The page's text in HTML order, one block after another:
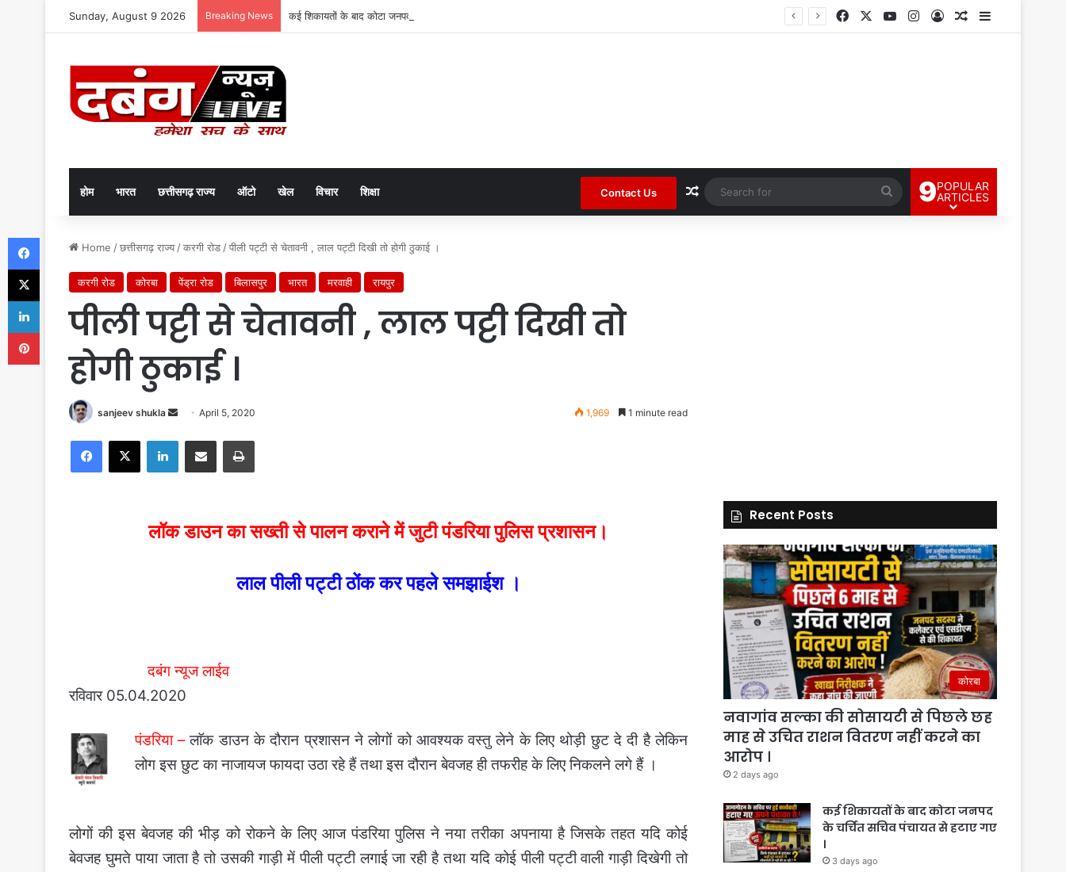
Sunday, August 9 2026 Breaking News कई शिकायतों के बाद कोटा जनपद के चर्चित सचिव पंचायत से हटाए गए । FacebookYouTubeInstagram
Log InRandom Article
Sidebar
होम भारत छत्तीसगढ़ राज्य ऑटो खेल विचार शिक्षा Contact Us Random Article
Search
for
9POPULAR
ARTICLES
Home /छत्तीसगढ़ राज्य /करगी रोड /पीली पट्टी से चेतावनी , लाल पट्टी दिखी तो होगी ठुकाई ।
करगी रोड कोरबा पेंड्रा रोड बिलासपुर भारत मरवाही रायपुर
पीली पट्टी से चेतावनी , लाल पट्टी दिखी तो
होगी ठुकाई ।
sanjeev shukla
Send
email
April 5, 2020 1,969 1 minute read
Facebook
X LinkedInShare via Email Print
लॉक डाउन का सख्ती से पालन कराने में जुटी पंडरिया पुलिस प्रशासन।
लाल पीली पट्टी ठोंक कर पहले समझाईश ।
दबंग न्यूज लाईव
रविवार 05.04.2020
पंडरिया –लाॅक डाउन के दौरान प्रशासन ने लोगों को आवश्यक वस्तु लेने के लिए थोड़ी छुट दे दी है लेकिन
लोग इस छुट का नाजायज फायदा उठा रहे हैं तथा इस दौरान बेवजह ही तफरीह के लिए निकलने लगे हैं ।
लोगों की इस बेवजह की भीड़ को रोकने के लिए आज पंडरिया पुलिस ने नया तरीका अपनाया है जिसके तहत यदि कोई
बेवजह घुमते पाया जाता है तो उसकी गाड़ी में पीली पट्टी लगाई जा रही है तथा यदि कोई पीली पट्टी वाली गाड़ी दिखेगी तो
Recent Posts
कोरबा
नवागांव सल्का की सोसायटी से पिछले छह
माह से उचित राशन वितरण नहीं करने का
आरोप ।
2 days ago
कई शिकायतों के बाद कोटा जनपद
के चर्चित सचिव पंचायत से हटाए गए
।
3 days ago
Facebook
X
LinkedIn
Pinterest